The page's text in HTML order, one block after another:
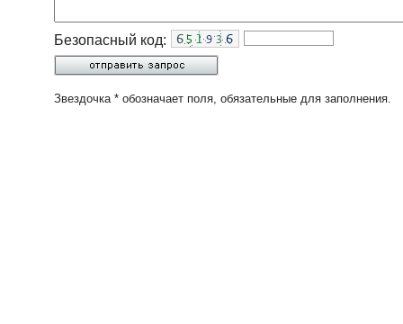
Безопасный код:
Звездочка * обозначает поля, обязательные для заполнения.